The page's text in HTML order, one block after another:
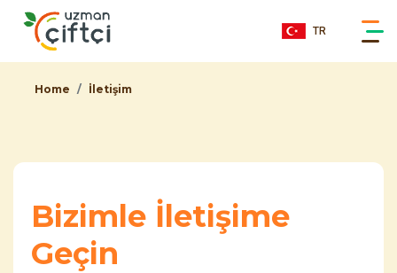
TR
Home İletişim
Bizimle İletişime
Geçin